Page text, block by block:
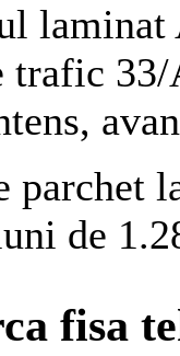
trafic
parchet
de
fisa